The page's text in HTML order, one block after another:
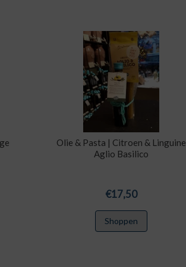
Olie & Pasta | Citroen & Linguine
Aglio Basilico
€17,50
Shoppen